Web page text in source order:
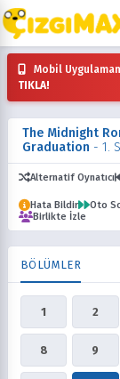
Mobil
TIKLA!
The Midnight
Graduation - 1.
Alternatif Oynatıcı
Hata Bildir Oto
Birlikte İzle
BÖLÜMLER
1 2
8 9